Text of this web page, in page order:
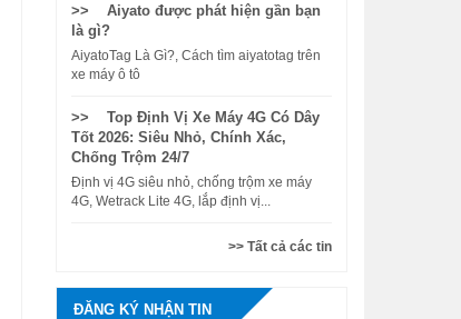
>> Aiyato được phát hiện gần bạn
là gì?
AiyatoTag Là Gì?, Cách tìm aiyatotag trên
xe máy ô tô
>> Top Định Vị Xe Máy 4G Có Dây
Tốt 2026: Siêu Nhỏ, Chính Xác,
Chống Trộm 24/7
Định vị 4G siêu nhỏ, chống trộm xe máy
4G, Wetrack Lite 4G, lắp định vị...
>> Tất cả các tin
ĐĂNG KÝ NHẬN TIN